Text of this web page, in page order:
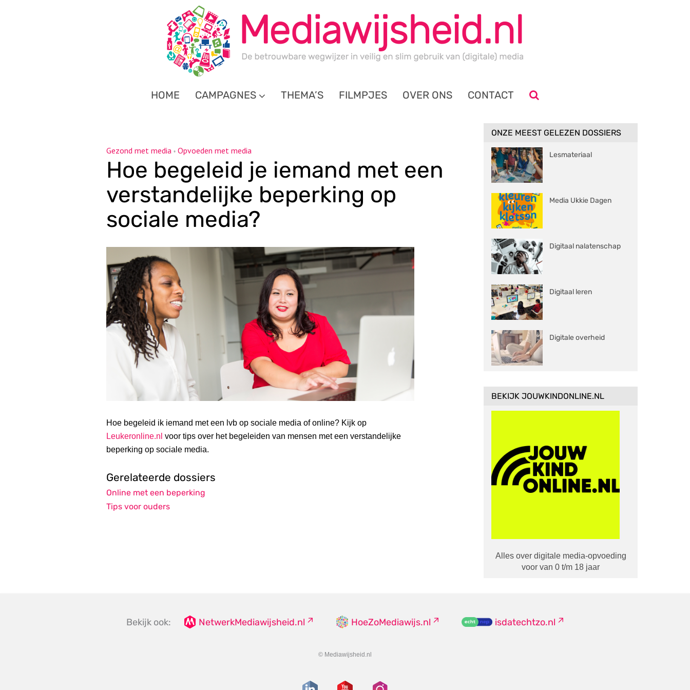
HOME CAMPAGNES THEMA’S FILMPJES OVER ONS CONTACT
Gezond met media • Opvoeden met media
Hoe begeleid je iemand met een
verstandelijke beperking op
sociale media?
Hoe begeleid ik iemand met een lvb op sociale media of online? Kijk op
Leukeronline.nl voor tips over het begeleiden van mensen met een verstandelijke
beperking op sociale media.
Gerelateerde dossiers
Online met een beperking
Tips voor ouders
ONZE MEEST GELEZEN DOSSIERS
Lesmateriaal
Media Ukkie Dagen
Digitaal nalatenschap
Digitaal leren
Digitale overheid
BEKIJK JOUWKINDONLINE.NL
Alles over digitale media-opvoeding
voor van 0 t/m 18 jaar
Bekijk ook: NetwerkMediawijsheid.nl HoeZoMediawijs.nl isdatechtzo.nl
© Mediawijsheid.nl